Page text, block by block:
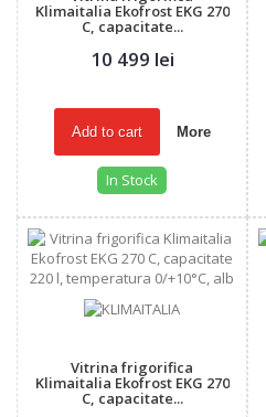
Klimaitalia Ekofrost EKG 270
C, capacitate...
10 499 lei
Add to cart More
In Stock
Vitrina frigorifica
Klimaitalia Ekofrost EKG 270
C, capacitate...